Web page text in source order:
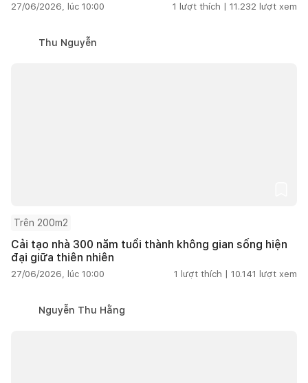
27/06/2026, lúc 10:00 1 lượt thích | 11.232 lượt xem
Thu Nguyễn
Trên 200m2
Cải tạo nhà 300 năm tuổi thành không gian sống hiện
đại giữa thiên nhiên
27/06/2026, lúc 10:00 1 lượt thích | 10.141 lượt xem
Nguyễn Thu Hằng